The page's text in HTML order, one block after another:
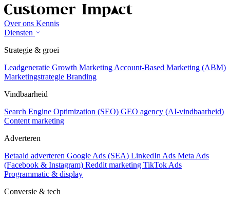
Over ons Kennis
Diensten
Strategie & groei
Leadgeneratie Growth Marketing Account-Based Marketing (ABM)
Marketingstrategie Branding
Vindbaarheid
Search Engine Optimization (SEO) GEO agency (AI-vindbaarheid)
Content marketing
Adverteren
Betaald adverteren Google Ads (SEA) LinkedIn Ads Meta Ads
(Facebook & Instagram) Reddit marketing TikTok Ads
Programmatic & display
Conversie & tech